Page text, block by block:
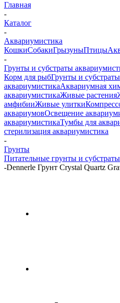
Главная
-
Каталог
-
Аквариумистика
КошкиСобакиГрызуныПтицы
-
Грунты и субстраты
Корм для рыбГрунты и субстраты
аквариумистикаАквариумная
аквариумистикаЖивые растения
амфибииЖивые улитки
аквариумовОсвещение
аквариумистикаТумбы для
стерилизация аквариумистика
-
Грунты
Питательные грунты и субстраты
-Dennerle Грунт Crystal Quartz